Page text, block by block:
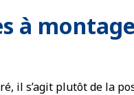
à
il s’agit plutôt de la